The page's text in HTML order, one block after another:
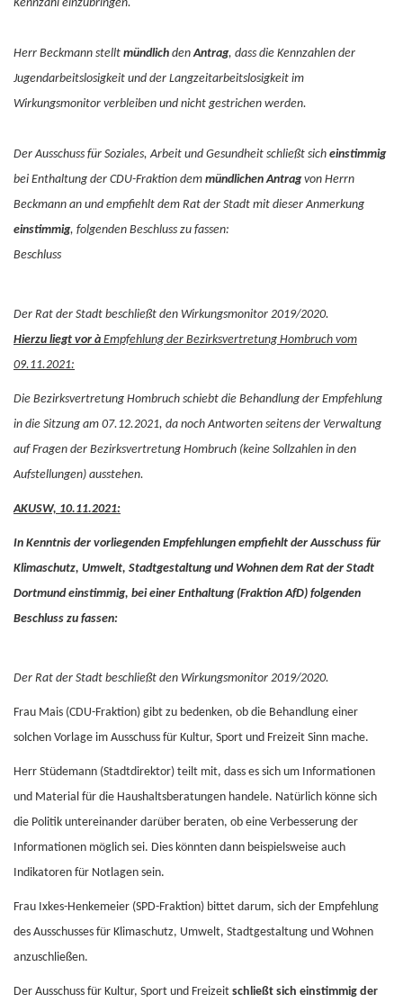
Kennzahl einzubringen.
Herr Beckmann stellt mündlich denAntrag, dass die Kennzahlen der
Jugendarbeitslosigkeit und der Langzeitarbeitslosigkeit im
Wirkungsmonitor verbleiben und nicht gestrichen werden.
Der Ausschuss für Soziales, Arbeit und Gesundheit schließt sich einstimmig
bei Enthaltung der CDU-Fraktion dem mündlichen Antragvon Herrn
Beckmann an und empfiehlt dem Rat der Stadt mit dieser Anmerkung
einstimmig, folgenden Beschluss zu fassen:
Beschluss
Der Rat der Stadt beschließt den Wirkungsmonitor 2019/2020.
Hierzu liegt vor à Empfehlung der Bezirksvertretung Hombruch vom
09.11.2021:
Die Bezirksvertretung Hombruch schiebt die Behandlung der Empfehlung
in die Sitzung am 07.12.2021, da noch Antworten seitens der Verwaltung
auf Fragen der Bezirksvertretung Hombruch (keine Sollzahlen in den
Aufstellungen) ausstehen.
AKUSW, 10.11.2021:
In Kenntnis der vorliegenden Empfehlungen empfiehlt der Ausschuss für
Klimaschutz, Umwelt, Stadtgestaltung und Wohnen dem Rat der Stadt
Dortmund einstimmig, bei einer Enthaltung (Fraktion AfD) folgenden
Beschluss zu fassen:
Der Rat der Stadt beschließt den Wirkungsmonitor 2019/2020.
Frau Mais (CDU-Fraktion) gibt zu bedenken, ob die Behandlung einer
solchen Vorlage im Ausschuss für Kultur, Sport und Freizeit Sinn mache.
Herr Stüdemann (Stadtdirektor) teilt mit, dass es sich um Informationen
und Material für die Haushaltsberatungen handele. Natürlich könne sich
die Politik untereinander darüber beraten, ob eine Verbesserung der
Informationen möglich sei. Dies könnten dann beispielsweise auch
Indikatoren für Notlagen sein.
Frau Ixkes-Henkemeier (SPD-Fraktion) bittet darum, sich der Empfehlung
des Ausschusses für Klimaschutz, Umwelt, Stadtgestaltung und Wohnen
anzuschließen.
Der Ausschuss für Kultur, Sport und Freizeit schließt sich einstimmig der